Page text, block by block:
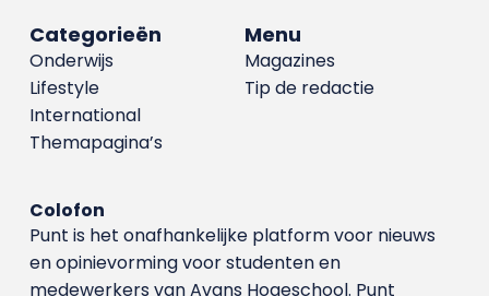
Menu
Magazines
Tip de redactie
Categorieën
Onderwijs
Lifestyle
International
Themapagina’s
Colofon
Punt is het onafhankelijke platform voor nieuws
en opinievorming voor studenten en
medewerkers van Avans Hoge­school. Punt